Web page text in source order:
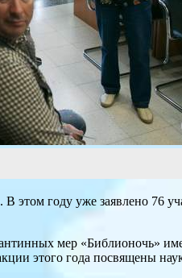
этом году уже заявлено 76
мер «Библионочь»
этого года посвящены